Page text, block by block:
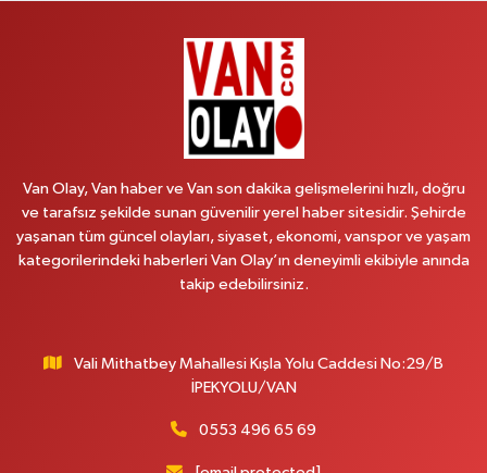
HEKİM HASTANESİ ACİL KARŞISI
Yol Tarifi Al
MAHMUDİYE MAH.ATATÜRK CAD.NO:17B
0 (531) 621 69 65 Yol Tarifi Al
Onay Eczanesi
Yenı Derman Eczanesi
Akdamar Hastanesi Acil yanı. İpekyolu. Hatuniye mahallesi terzioğlu, Eski
Van Olay, Van haber ve Van son dakika gelişmelerini hızlı, doğru
ve tarafsız şekilde sunan güvenilir yerel haber sitesidir. Şehirde
yaşanan tüm güncel olayları, siyaset, ekonomi, vanspor ve yaşam
kategorilerindeki haberleri Van Olay’ın deneyimli ekibiyle anında
takip edebilirsiniz.
Vali Mithatbey Mahallesi Kışla Yolu Caddesi No:29/B
İPEKYOLU/VAN
0553 496 65 69